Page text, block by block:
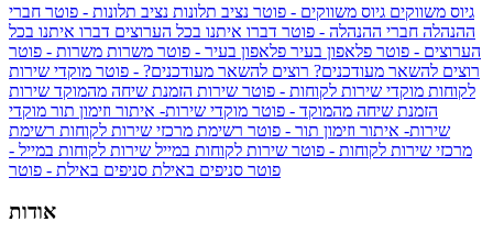
גיוס משווקים גיוס משווקים - פוטר נציב תלונות נציב תלונות - פוטר חברי
ההנהלה חברי ההנהלה - פוטר דברו איתנו בכל הערוצים דברו איתנו בכל
הערוצים - פוטר פלאפון בעיר פלאפון בעיר - פוטר משרות משרות - פוטר
רוצים להשאר מעודכנים? רוצים להשאר מעודכנים? - פוטר מוקדי שירות
לקוחות מוקדי שירות לקוחות - פוטר שירות הזמנת שיחה מהמוקד שירות
הזמנת שיחה מהמוקד - פוטר מוקדי שירות- איתור וזימון תור מוקדי
שירות- איתור וזימון תור - פוטר רשימת מרכזי שירות לקוחות רשימת
מרכזי שירות לקוחות - פוטר שירות לקוחות במייל שירות לקוחות במייל -
פוטר סניפים באילת סניפים באילת - פוטר
אודות